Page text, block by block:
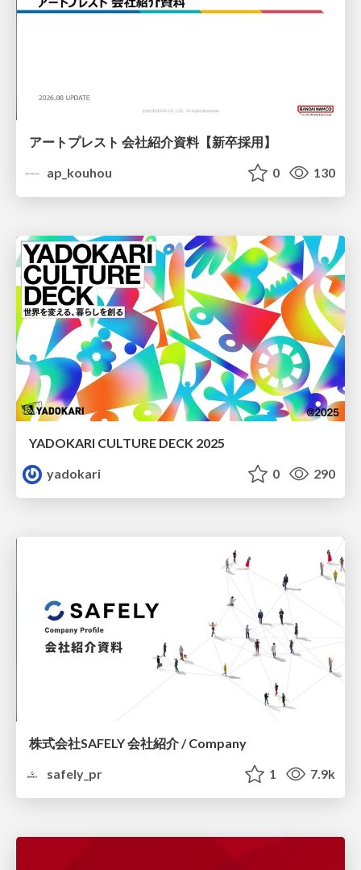
アートプレスト 会社紹介資料【新卒採用】
ap_kouhou
0 130
YADOKARI CULTURE DECK 2025
yadokari
0 290
株式会社SAFELY 会社紹介 / Company
safely_pr
1 7.9k